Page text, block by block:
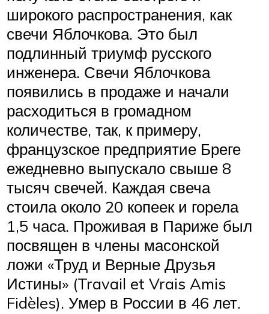
широкого распространения, как
свечи Яблочкова. Это был
подлинный триумф русского
инженера. Свечи Яблочкова
появились в продаже и начали
расходиться в громадном
количестве, так, к примеру,
французское предприятие Бреге
ежедневно выпускало свыше 8
тысяч свечей. Каждая свеча
стоила около 20 копеек и горела
1,5 часа. Проживая в Париже был
посвящен в члены масонской
ложи «Труд и Верные Друзья
Истины» (Travail et Vrais Amis
Fidèles). Умер в России в 46 лет.